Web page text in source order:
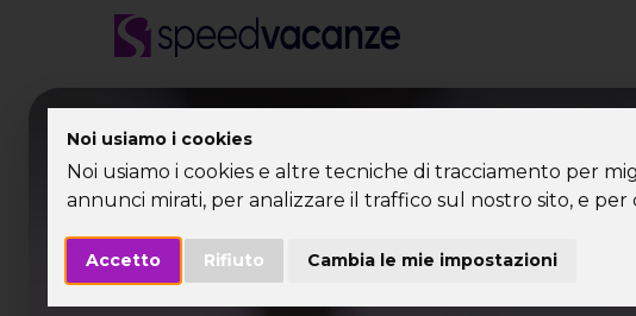
Noi usiamo i cookies
Noi usiamo i cookies e altre tecniche di tracciamento per
annunci mirati, per analizzare il traffico sul nostro sito, e per
Accetto Rifiuto Cambia le mie impostazioni